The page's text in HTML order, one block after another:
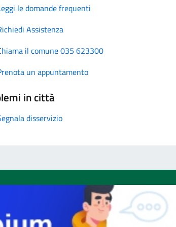
le domande frequenti
Assistenza
il comune 035 623300
un appuntamento
in città
disservizio